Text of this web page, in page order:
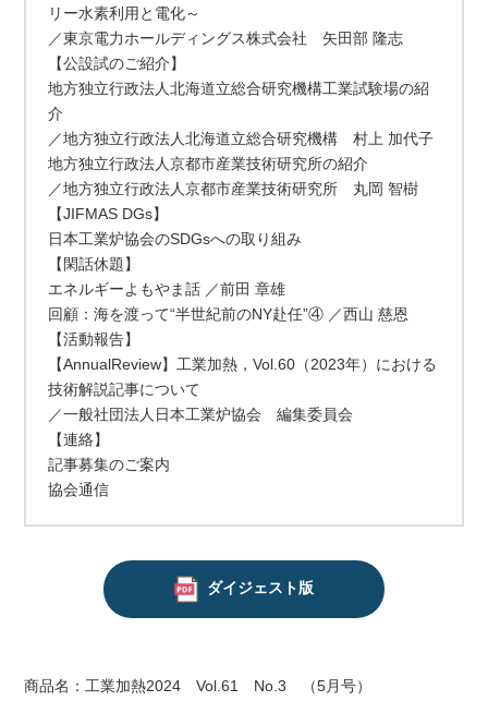
リー水素利用と電化～
／東京電力ホールディングス株式会社 矢田部 隆志
【公設試のご紹介】
地方独立行政法人北海道立総合研究機構工業試験場の紹
介
／地方独立行政法人北海道立総合研究機構 村上 加代子
地方独立行政法人京都市産業技術研究所の紹介
／地方独立行政法人京都市産業技術研究所 丸岡 智樹
【JIFMAS DGs】
日本工業炉協会のSDGsへの取り組み
【閑話休題】
エネルギーよもやま話 ／前田 章雄
回顧：海を渡って“半世紀前のNY赴任”④ ／西山 慈恩
【活動報告】
【AnnualReview】工業加熱，Vol.60（2023年）における
技術解説記事について
／一般社団法人日本工業炉協会 編集委員会
【連絡】
記事募集のご案内
協会通信
ダイジェスト版
商品名：工業加熱2024 Vol.61 No.3 （5月号）